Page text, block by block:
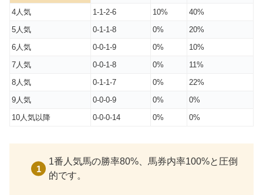
4人気
1-1-2-6 10%
40%
5人気
0-1-1-8 0%
20%
6人気
0-0-1-9 0%
10%
7人気
0-0-1-8 0%
11%
8人気
0-1-1-7 0%
22%
9人気
0-0-0-9 0%
0%
10人気以降
0-0-0-14 0% 0%
1番人気馬の勝率80%、馬券内率100%と圧倒
的です。